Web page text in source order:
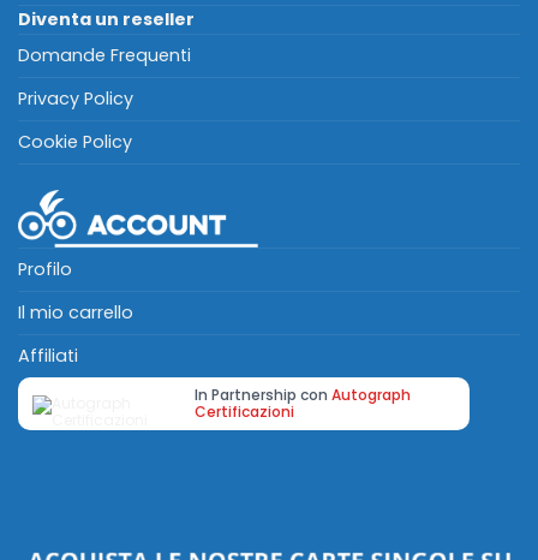
Diventa un reseller
Domande Frequenti
Privacy Policy
Cookie Policy
Profilo
Il mio carrello
Affiliati
In Partnership con Autograph
Certificazioni